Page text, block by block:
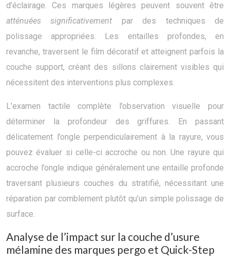
d’éclairage. Ces marques légères peuvent souvent être
atténuées significativement par des techniques de
polissage appropriées. Les entailles profondes, en
revanche, traversent le film décoratif et atteignent parfois la
couche support, créant des sillons clairement visibles qui
nécessitent des interventions plus complexes.
L’examen tactile complète l’observation visuelle pour
déterminer la profondeur des griffures. En passant
délicatement l’ongle perpendiculairement à la rayure, vous
pouvez évaluer si celle-ci accroche ou non. Une rayure qui
accroche l’ongle indique généralement une entaille profonde
traversant plusieurs couches du stratifié, nécessitant une
réparation par comblement plutôt qu’un simple polissage de
surface.
Analyse de l’impact sur la couche d’usure
mélamine des marques pergo et Quick-Step